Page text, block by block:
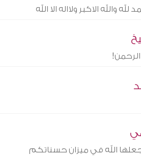
والله الاكبر ولااله الا الله
الرحمن!
الله في ميزان حسناتكم